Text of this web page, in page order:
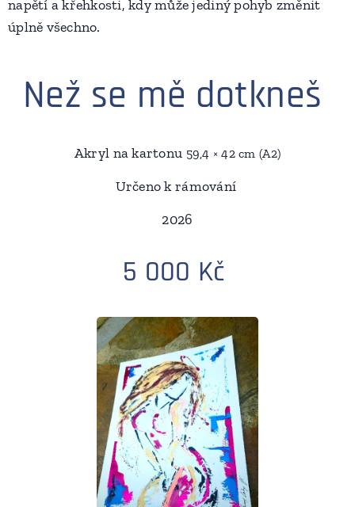
napětí a křehkosti, kdy může jediný pohyb změnit
úplně všechno.
Než se mě dotkneš
Akryl na kartonu 59,4 × 42 cm (A2)
Určeno k rámování
2026
5 000 Kč